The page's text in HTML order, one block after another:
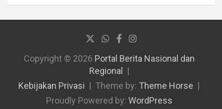
Copyright © 2026 Portal Berita Nasional dan
Regional
Kebijakan Privasi
Theme by: Theme Horse
Proudly Powered by: WordPress